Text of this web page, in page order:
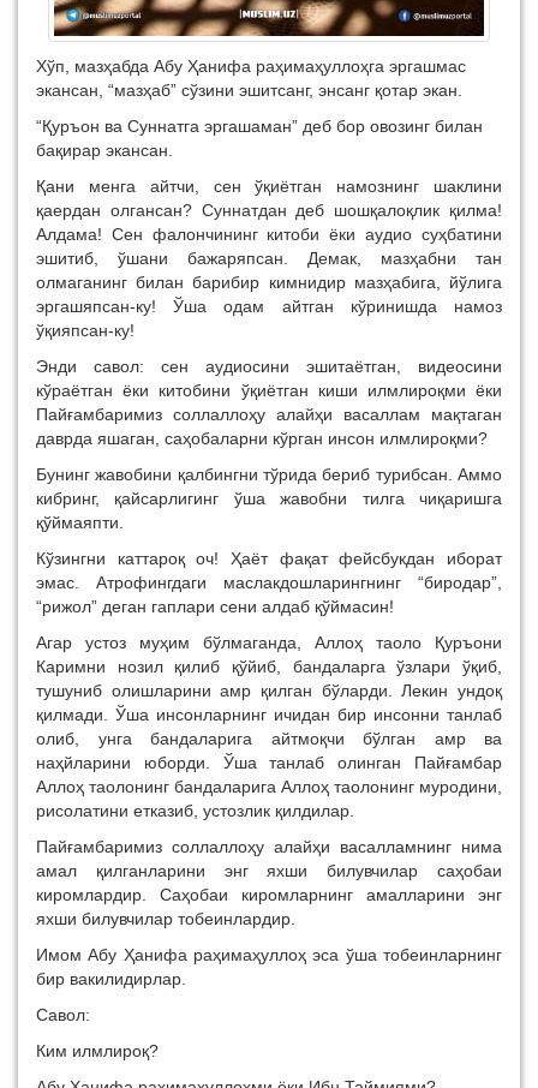
Хўп, мазҳабда Абу Ҳанифа раҳимаҳуллоҳга эргашмас
экансан, “мазҳаб” сўзини эшитсанг, энсанг қотар экан.
“Қуръон ва Суннатга эргашаман” деб бор овозинг билан
бақирар экансан.
Қани менга айтчи, сен ўқиётган намознинг шаклини
қаердан олгансан? Суннатдан деб шошқалоқлик қилма!
Алдама! Сен фалончининг китоби ёки аудио суҳбатини
эшитиб, ўшани бажаряпсан. Демак, мазҳабни тан
олмаганинг билан барибир кимнидир мазҳабига, йўлига
эргашяпсан-ку! Ўша одам айтган кўринишда намоз
ўқияпсан-ку!
Энди савол: сен аудиосини эшитаётган, видеосини
кўраётган ёки китобини ўқиётган киши илмлироқми ёки
Пайғамбаримиз соллаллоҳу алайҳи васаллам мақтаган
даврда яшаган, саҳобаларни кўрган инсон илмлироқми?
Бунинг жавобини қалбингни тўрида бериб турибсан. Аммо
кибринг, қайсарлигинг ўша жавобни тилга чиқаришга
қўймаяпти.
Кўзингни каттароқ оч! Ҳаёт фақат фейсбукдан иборат
эмас. Атрофингдаги маслакдошларингнинг “биродар”,
“рижол” деган гаплари сени алдаб қўймасин!
Агар устоз муҳим бўлмаганда, Аллоҳ таоло Қуръони
Каримни нозил қилиб қўйиб, бандаларга ўзлари ўқиб,
тушуниб олишларини амр қилган бўларди. Лекин ундоқ
қилмади. Ўша инсонларнинг ичидан бир инсонни танлаб
олиб, унга бандаларига айтмоқчи бўлган амр ва
наҳйларини юборди. Ўша танлаб олинган Пайғамбар
Аллоҳ таолонинг бандаларига Аллоҳ таолонинг муродини,
рисолатини етказиб, устозлик қилдилар.
Пайғамбаримиз соллаллоҳу алайҳи васалламнинг нима
амал қилганларини энг яхши билувчилар саҳобаи
киромлардир. Саҳобаи киромларнинг амалларини энг
яхши билувчилар тобеинлардир.
Имом Абу Ҳанифа раҳимаҳуллоҳ эса ўша тобеинларнинг
бир вакилидирлар.
Савол:
Ким илмлироқ?